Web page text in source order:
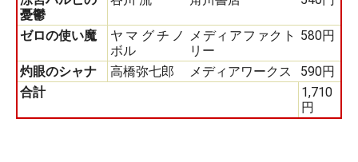
合計
1,710
円
憂鬱
ゼロの使い魔
ヤマグチノ
ボル
メディアファクト
リー
580円
灼眼のシャナ 高橋弥七郎 メディアワークス 590円